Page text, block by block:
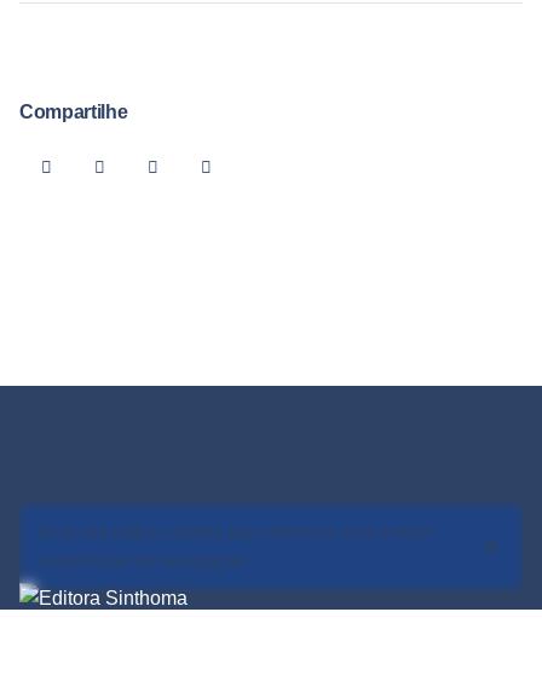
Compartilhe
Este site utiliza cookies para oferecer uma melhor
experiência de navegação.